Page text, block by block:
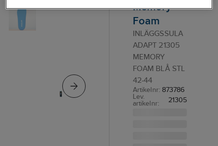
Memory
Foam
INLÄGGSSULA
ADAPT 21305
MEMORY
FOAM BLÅ STL
42-44
Artikelnr: 873786
Lev.
artikelnr:
21305